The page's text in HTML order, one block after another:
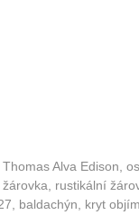
Alva Edison,
rustikální
baldachýn, kryt